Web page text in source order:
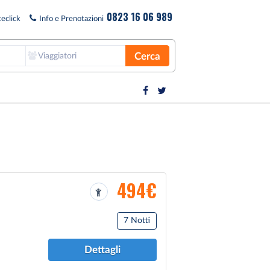
Info e Prenotazioni 0823 16 06 989
Viaggiatori Cerca
494€
7 Notti
Dettagli